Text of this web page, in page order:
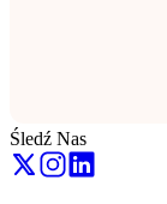
Śledź Nas